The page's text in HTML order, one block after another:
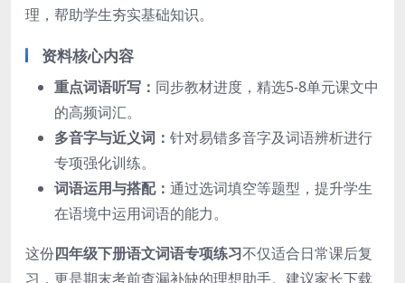
理，帮助学生夯实基础知识。
资料核心内容
重点词语听写： 同步教材进度，精选5-8单元课文中
的高频词汇。
多音字与近义词： 针对易错多音字及词语辨析进行
专项强化训练。
词语运用与搭配： 通过选词填空等题型，提升学生
在语境中运用词语的能力。
这份四年级下册语文词语专项练习不仅适合日常课后复
习，更是期末考前查漏补缺的理想助手。建议家长下载